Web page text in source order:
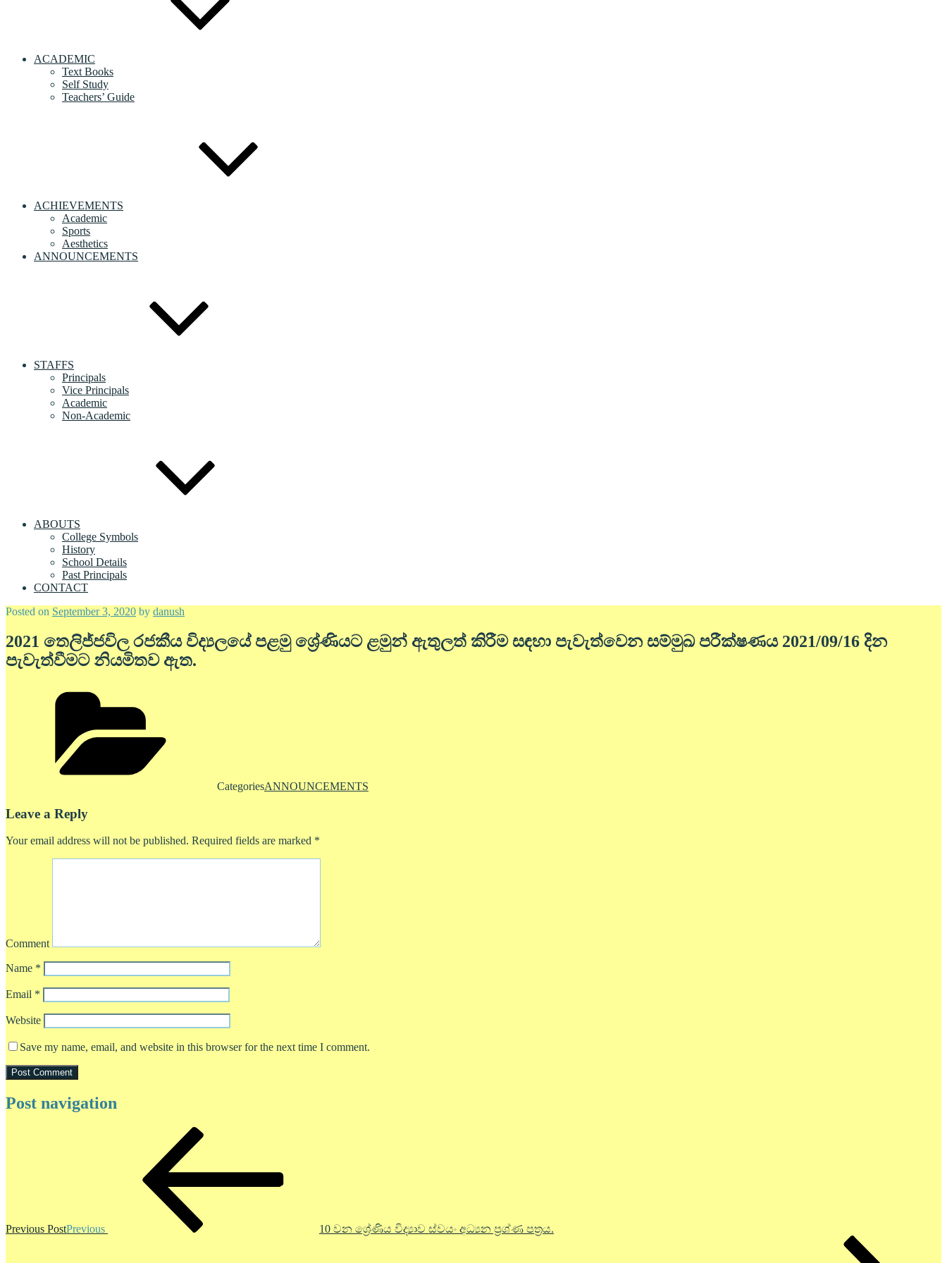
ACADEMIC
Text Books
Self Study
Teachers’ Guide
ACHIEVEMENTS
Academic
Sports
Aesthetics
ANNOUNCEMENTS
STAFFS
Principals
Vice Principals
Academic
Non-Academic
ABOUTS
College Symbols
History
School Details
Past Principals
CONTACT
Posted on September 3, 2020 by danush
2021 තෙලිජ්ජවිල රජකීය විද්‍යලයේ පළමු ශ්‍රේණියට ළමුන් ඇතුලත් කිරීම සඳහා පැවැත්වෙන සම්මුඛ පරීක්ෂණය 2021/09/16 දින
පැවැත්වීමට නියමිතව ඇත.
CategoriesANNOUNCEMENTS
Leave a Reply
Your email address will not be published. Required fields are marked *
Comment
Name *
Email *
Website
Save my name, email, and website in this browser for the next time I comment.
Post navigation
Previous PostPrevious 10 වන ශ්‍රේණිය විද්‍යාව ස්වයං අධ්‍යන ප්‍රශ්ණ පත්‍රය.